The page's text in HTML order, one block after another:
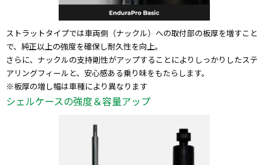
ストラットタイプでは車両側（ナックル）への取付部の板厚を増すこと
で、純正以上の強度を確保し耐久性を向上。
さらに、ナックルの支持剛性がアップすることによりしっかりしたステ
アリングフィールと、安心感ある乗り味をもたらします。
※板厚の増し幅は車種により異なります
シェルケースの強度＆容量アップ